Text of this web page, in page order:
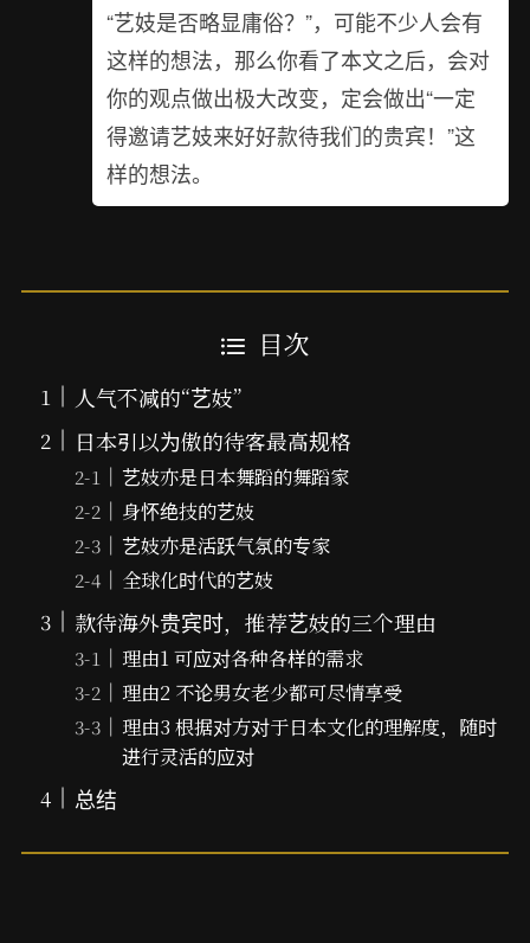
“艺妓是否略显庸俗？”，可能不少人会有
这样的想法，那么你看了本文之后，会对
你的观点做出极大改变，定会做出“一定
得邀请艺妓来好好款待我们的贵宾！”这
样的想法。
目次
人气不减的“艺妓”
日本引以为傲的待客最高规格
艺妓亦是日本舞蹈的舞蹈家
身怀绝技的艺妓
艺妓亦是活跃气氛的专家
全球化时代的艺妓
款待海外贵宾时，推荐艺妓的三个理由
理由1 可应对各种各样的需求
理由2 不论男女老少都可尽情享受
理由3 根据对方对于日本文化的理解度，随时
进行灵活的应对
总结